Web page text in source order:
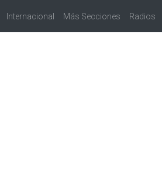
Internacional Más Secciones Radios